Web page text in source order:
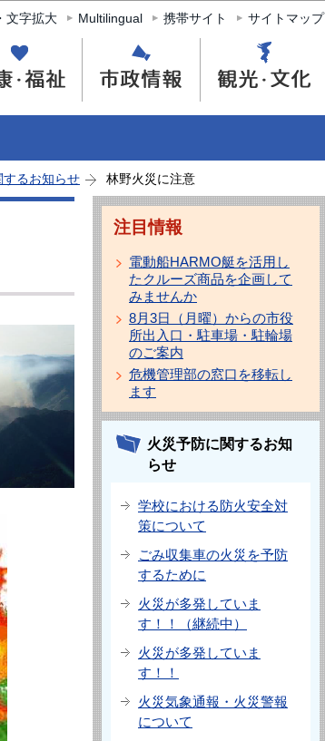
文字拡大 Multilingual 携帯サイト サイトマップ
するお知らせ 林野火災に注意
注目情報
電動船HARMO艇を活用し
たクルーズ商品を企画して
みませんか
8月3日（月曜）からの市役
所出入口・駐車場・駐輪場
のご案内
危機管理部の窓口を移転し
ます
火災予防に関するお知
らせ
学校における防火安全対
策について
ごみ収集車の火災を予防
するために
火災が多発していま
す！！（継続中）
火災が多発していま
す！！
火災気象通報・火災警報
について